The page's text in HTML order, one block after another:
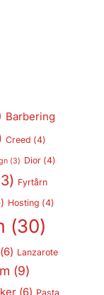
Barbering
Creed (4)
(3) Dior(4)
Fyrtårn
Hosting (4)
(30)
Lanzarote
(9)
(6) Pasta